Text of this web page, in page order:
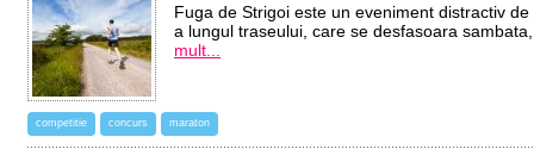
Fuga de Strigoi este un eveniment distractiv
a lungul traseului, care se desfasoara
mult...
competitie concurs maraton